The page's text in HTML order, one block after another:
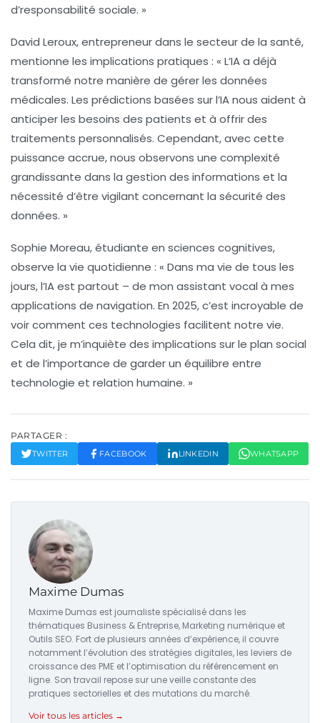
d’responsabilité sociale. »
David Leroux, entrepreneur dans le secteur de la santé,
mentionne les implications pratiques : « L’IA a déjà
transformé notre manière de gérer les données
médicales. Les prédictions basées sur l’IA nous aident à
anticiper les besoins des patients et à offrir des
traitements personnalisés. Cependant, avec cette
puissance accrue, nous observons une complexité
grandissante dans la gestion des informations et la
nécessité d’être vigilant concernant la sécurité des
données. »
Sophie Moreau, étudiante en sciences cognitives,
observe la vie quotidienne : « Dans ma vie de tous les
jours, l’IA est partout – de mon assistant vocal à mes
applications de navigation. En 2025, c’est incroyable de
voir comment ces technologies facilitent notre vie.
Cela dit, je m’inquiète des implications sur le plan social
et de l’importance de garder un équilibre entre
technologie et relation humaine. »
PARTAGER :
TWITTER FACEBOOK LINKEDIN WHATSAPP
Maxime Dumas
Maxime Dumas est journaliste spécialisé dans les
thématiques Business & Entreprise, Marketing numérique et
Outils SEO. Fort de plusieurs années d’expérience, il couvre
notamment l’évolution des stratégies digitales, les leviers de
croissance des PME et l’optimisation du référencement en
ligne. Son travail repose sur une veille constante des
pratiques sectorielles et des mutations du marché.
Voir tous les articles →